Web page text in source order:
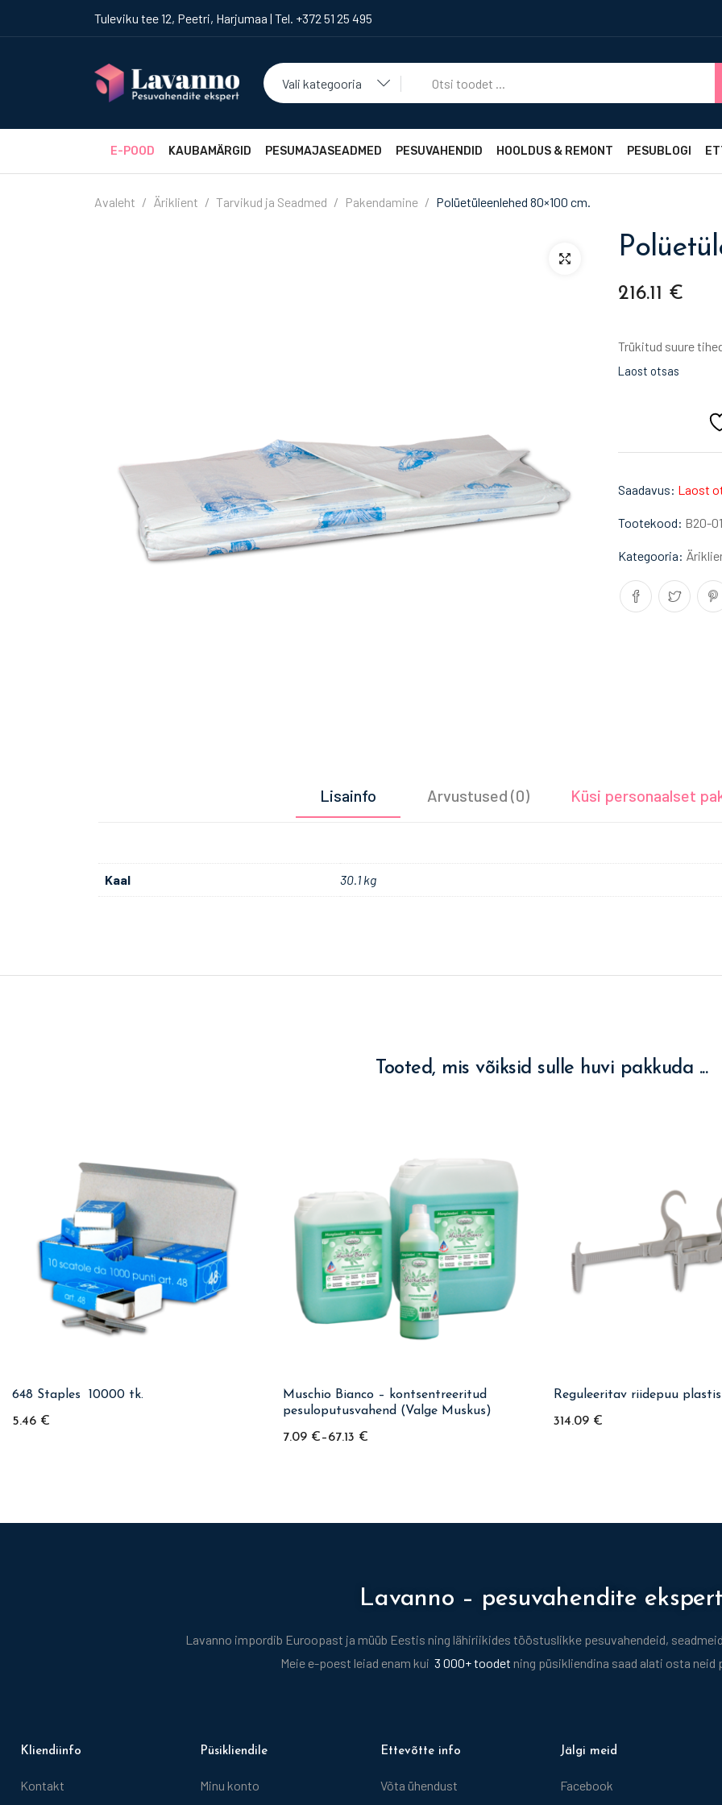
Tuleviku tee 12, Peetri, Harjumaa | Tel. +372 51 25 495
Vali kategooria
E-POOD KAUBAMÄRGID PESUMAJASEADMED PESUVAHENDID HOOLDUS & REMONT PESUBLOGI
Avaleht Äriklient Tarvikud ja Seadmed Pakendamine Polüetüleenlehed 80×100 cm.
216.11 €
Trükitud suure
Laost otsas
Saadavus: Laost
Tootekood: B20-
Kategooria:
Lisainfo Arvustused (0) Küsi personaalset
Kaal 30.1 kg
Tooted, mis võiksid sulle huvi pakkuda ...
648 Staples  10000 tk.
5.46 €
Muschio Bianco – kontsentreeritud
pesuloputusvahend (Valge Muskus)
7.09 €–67.13 €
Reguleeritav riidepuu
314.09 €
Lavanno – pesuvahendite ekspert
Lavanno impordib Euroopast ja müüb Eestis ning lähiriikides tööstuslikke pesuvahendeid,
Meie e-poest leiad enam kui 3 000+ toodet ning püsikliendina saad alati osta neid
Kliendiinfo
Kontakt
Püsikliendile
Minu konto
Ettevõtte info
Võta ühendust
Jälgi meid
Facebook